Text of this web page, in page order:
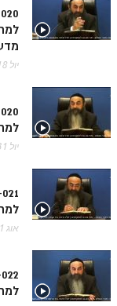
זוהר בהעלותך למתחילים
זוהר בהעלותך למתקדמים
זוהר שלח לך למתחילים
זוהר שלח לך למתקדמים
זוהר קורח למתחילים
חוקת למתחילים
חוקת מתקדמים
זוהר בלק למתקדמים
זוהר פנחס למתחילים
יול 18, 2016
יול 31, 2016
אוג 1, 2016